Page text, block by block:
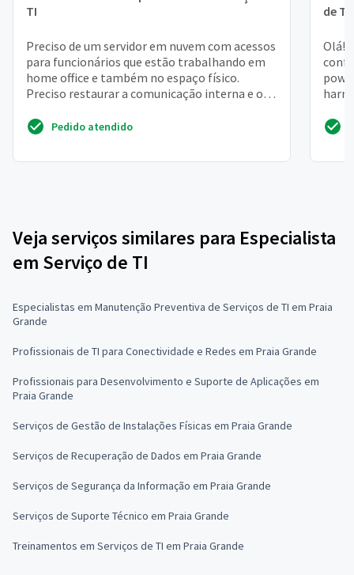
TI
Preciso de um servidor em nuvem com acessos
para funcionários que estão trabalhando em
home office e também no espaço físico.
Preciso restaurar a comunicação interna e os
Pedido atendido
de TI
Olá!
Veja serviços similares para Especialista
em Serviço de TI
Especialistas em Manutenção Preventiva de Serviços de TI em Praia
Grande
Profissionais de TI para Conectividade e Redes em Praia Grande
Profissionais para Desenvolvimento e Suporte de Aplicações em
Praia Grande
Serviços de Gestão de Instalações Físicas em Praia Grande
Serviços de Recuperação de Dados em Praia Grande
Serviços de Segurança da Informação em Praia Grande
Serviços de Suporte Técnico em Praia Grande
Treinamentos em Serviços de TI em Praia Grande